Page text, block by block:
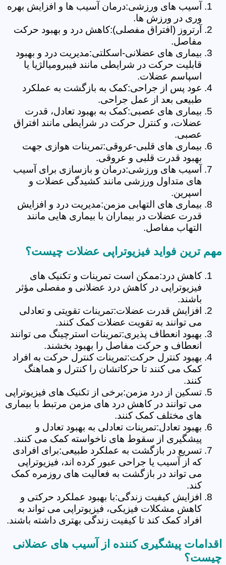
آسیب های ورزشی:درمان آسیب ها و افزایش بهره
وری در ورزش ها.
آرتروز (افتراق مفصلی):کاهش درد و بهبود حرکت
مفاصل.
بیماری های عضلانی-اسکلتی:مدیریت درد و بهبود
قابلیت حرکت در شرایطی مانند فیبرومیالژیا یا
اسپاسم عضلات.
عود پس از جراحی:کمک به بازگشت به عملکرد
طبیعی بعد از عمل جراحی.
بیماری های عصبی:کمک به بهبود تعادل، قدرت
عضلات، و کنترل حرکت در شرایطی مانند افتراق
عصبی.
بیماری های قلبی-عروقی:تمرینات هوازی جهت
بهبود قدرت قلبی و عروقی.
آسیب های ورزشی:درمان و بازسازی برای آسیب
های متداول ورزشی مانند کشیدگی عضلات و
اسپرین.
بیماری های التهابی مزمن:مدیریت درد و افزایش
قدرت عضلات در بیماران با بیماری هایی مانند
التهاب مفاصل.
مهم ترین فواید فیزیوتراپی عضلات چیست؟
کاهش درد:ممکن است تمرینات و تکنیک های
فیزیوتراپی در کاهش درد عضلانی و مفصلی مؤثر
باشند.
افزایش قدرت عضلات:تمرینات تقویتی و تعادلی
می توانند به تقویت عضلات کمک کنند.
بهبود انعطاف پذیری:تمرینات استرچینگ می توانند
انعطاف و حرکت مفاصل را بهبود بخشند.
بهبود کنترل حرکت:تمرینات کنترل حرکت به افراد
کمک می کنند تا حرکاتشان را کنترل و هماهنگ
کنند.
تسکین از درد مزمن:برخی از تکنیک های فیزیوتراپی
می توانند در کاهش درد های مزمن مرتبط با بیماری
های مختلف کمک کنند.
بهبود تعادل:تمرینات تعادلی به بهبود تعادل و
پیشگیری از سقوط های ناخواسته کمک می کنند.
تسریع در بازگشت به عملکرد طبیعی:برای افرادی
که از آسیب یا جراحی عبور کرده اند، فیزیوتراپی
می تواند در بازگشت به فعالیت های روزمره کمک
کند.
افزایش کیفیت زندگی:با بهبود عملکرد حرکتی و
کاهش مشکلات فیزیکی، فیزیوتراپی می تواند به
افراد کمک کند تا کیفیت زندگی بهتری داشته باشند.
اقدامات پیشگیری کننده از آسیب های عضلانی
چیست؟